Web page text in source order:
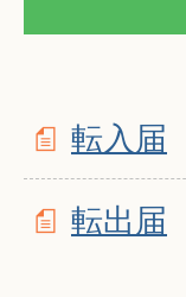
転入届
転出届